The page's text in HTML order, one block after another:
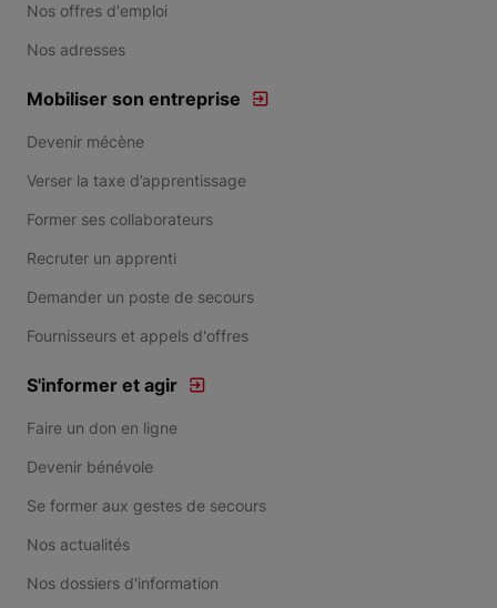
Nos offres d'emploi
Nos adresses
Mobiliser son entreprise
Devenir mécène
Verser la taxe d’apprentissage
Former ses collaborateurs
Recruter un apprenti
Demander un poste de secours
Fournisseurs et appels d'offres
S'informer et agir
Faire un don en ligne
Devenir bénévole
Se former aux gestes de secours
Nos actualités
Nos dossiers d'information